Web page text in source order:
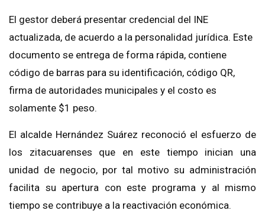
El gestor deberá presentar credencial del INE
actualizada, de acuerdo a la personalidad jurídica. Este
documento se entrega de forma rápida, contiene
código de barras para su identificación, código QR,
firma de autoridades municipales y el costo es
solamente $1 peso.
El alcalde Hernández Suárez reconoció el esfuerzo de
los zitacuarenses que en este tiempo inician una
unidad de negocio, por tal motivo su administración
facilita su apertura con este programa y al mismo
tiempo se contribuye a la reactivación económica.